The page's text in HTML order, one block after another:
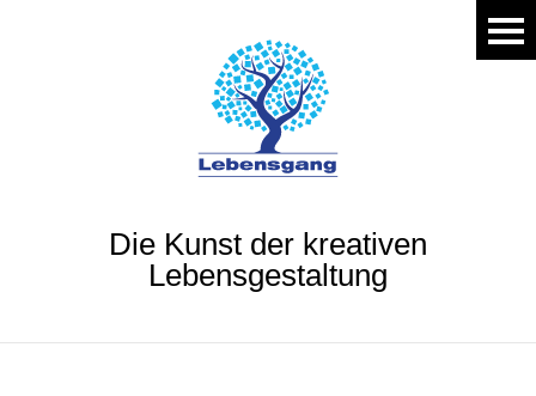
Die Kunst der kreativen
Lebensgestaltung